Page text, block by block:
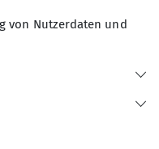
von Nutzerdaten und